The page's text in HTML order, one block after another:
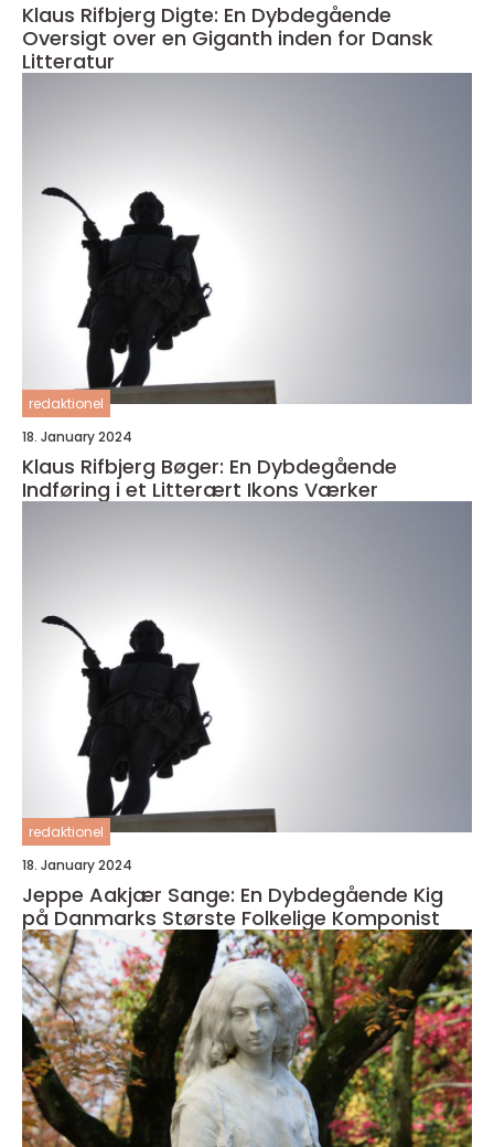
Klaus Rifbjerg Digte: En Dybdegående
Oversigt over en Giganth inden for Dansk
Litteratur
redaktionel
18. January 2024
Klaus Rifbjerg Bøger: En Dybdegående
Indføring i et Litterært Ikons Værker
redaktionel
18. January 2024
Jeppe Aakjær Sange: En Dybdegående Kig
på Danmarks Største Folkelige Komponist